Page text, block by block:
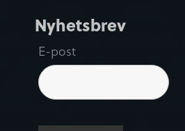
Nyhetsbrev
E-post